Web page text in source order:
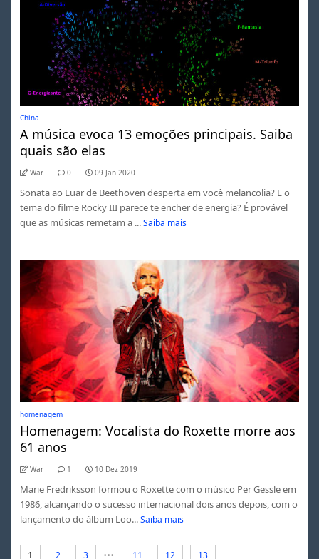
China
A música evoca 13 emoções principais. Saiba
quais são elas
War 0 09 Jan 2020
Sonata ao Luar de Beethoven desperta em você melancolia? E o
tema do filme Rocky III parece te encher de energia? É provável
que as músicas remetam a ... Saiba mais
homenagem
Homenagem: Vocalista do Roxette morre aos
61 anos
War 1 10 Dez 2019
Marie Fredriksson formou o Roxette com o músico Per Gessle em
1986, alcançando o sucesso internacional dois anos depois, com o
lançamento do álbum Loo... Saiba mais
1 2 3 ... 11 12 13